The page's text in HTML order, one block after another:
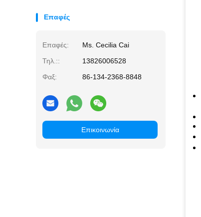
Επαφές
Επαφές:
Ms. Cecilia Cai
Τηλ.::
13826006528
Φαξ:
86-134-2368-8848
Επικοινωνία